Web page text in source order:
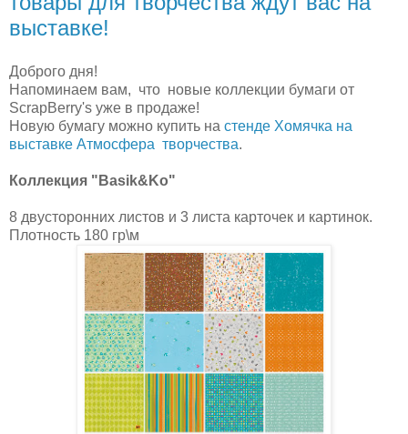
выставке!
Доброго дня!
Напоминаем вам, что новые коллекции бумаги от
ScrapBerry's уже в продаже!
Новую бумагу можно купить на стенде Хомячка на
выставке Атмосфера творчества.
Коллекция "Basik&Ko"
8 двусторонних листов и 3 листа карточек и картинок.
Плотность 180 гр\м